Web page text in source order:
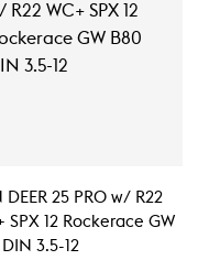
DEER 25 PRO w/ R22
SPX 12 Rockerace GW
DIN 3.5-12